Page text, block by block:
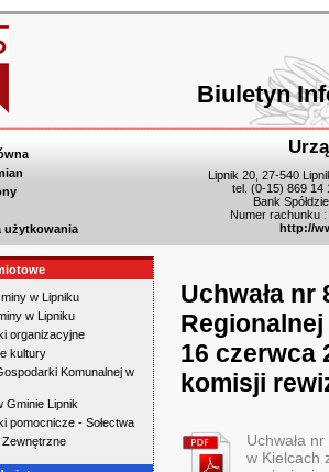
Biuletyn
użytkowania
Lipnik 20, 27-540
tel. (0-15) 869 14
Bank
Numer rachunku
http://
w Lipniku
w Lipniku
organizacyjne
kultury
Komunalnej w
Gminie Lipnik
pomocnicze - Sołectwa
Zewnętrzne
Uchwała nr
16 czerwca
komisji
Uchwała
w Kielcach